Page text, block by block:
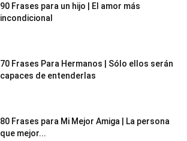
90 Frases para un hijo | El amor más
incondicional
70 Frases Para Hermanos | Sólo ellos serán
capaces de entenderlas
80 Frases para Mi Mejor Amiga | La persona
que mejor...